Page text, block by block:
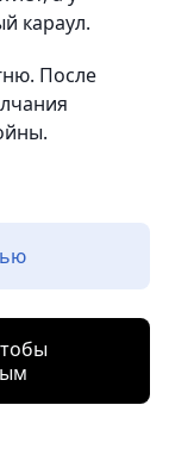
караул.
После